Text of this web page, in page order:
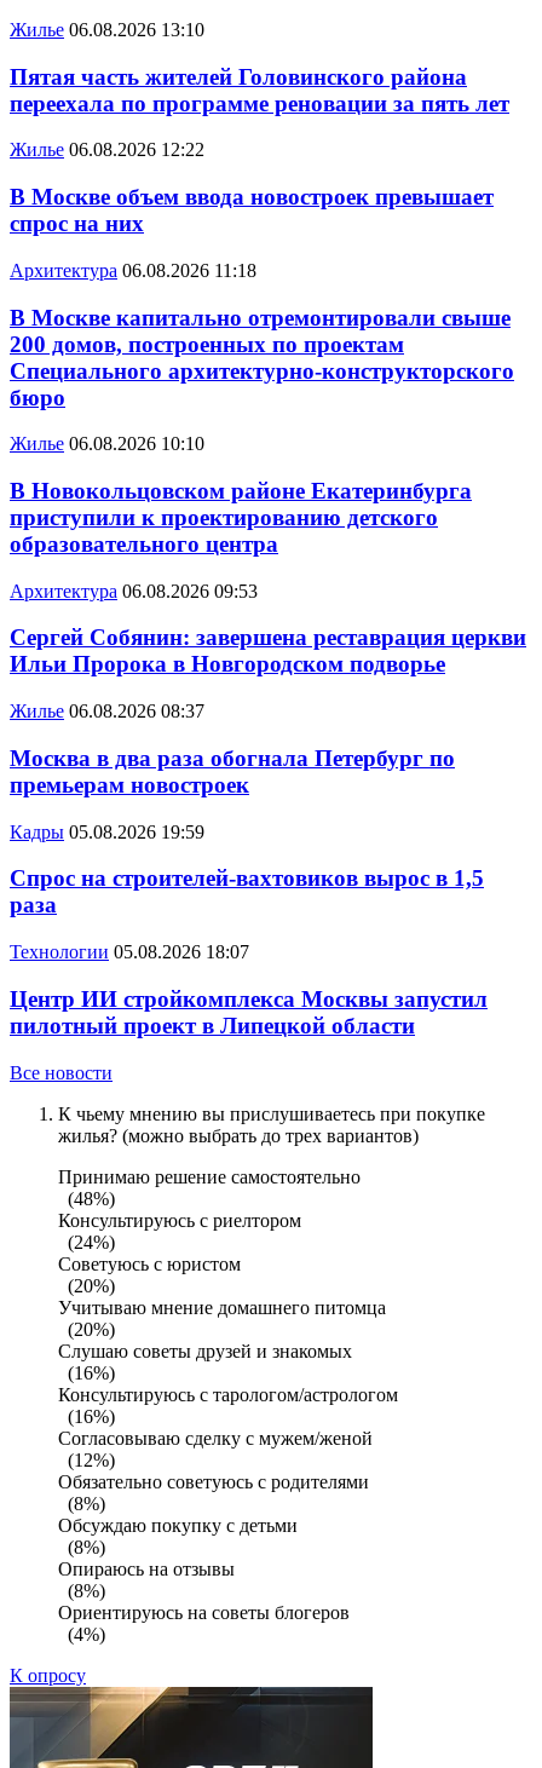
Жилье 06.08.2026 13:10
Пятая часть жителей Головинского района
переехала по программе реновации за пять лет
Жилье 06.08.2026 12:22
В Москве объем ввода новостроек превышает
спрос на них
Архитектура 06.08.2026 11:18
В Москве капитально отремонтировали свыше
200 домов, построенных по проектам
Специального архитектурно-конструкторского
бюро
Жилье 06.08.2026 10:10
В Новокольцовском районе Екатеринбурга
приступили к проектированию детского
образовательного центра
Архитектура 06.08.2026 09:53
Сергей Собянин: завершена реставрация церкви
Ильи Пророка в Новгородском подворье
Жилье 06.08.2026 08:37
Москва в два раза обогнала Петербург по
премьерам новостроек
Кадры 05.08.2026 19:59
Спрос на строителей-вахтовиков вырос в 1,5
раза
Технологии 05.08.2026 18:07
Центр ИИ стройкомплекса Москвы запустил
пилотный проект в Липецкой области
Все новости
К чьему мнению вы прислушиваетесь при покупке
жилья? (можно выбрать до трех вариантов)
Принимаю решение самостоятельно
(48%)
Консультируюсь с риелтором
(24%)
Советуюсь с юристом
(20%)
Учитываю мнение домашнего питомца
(20%)
Слушаю советы друзей и знакомых
(16%)
Консультируюсь с тарологом/астрологом
(16%)
Согласовываю сделку с мужем/женой
(12%)
Обязательно советуюсь с родителями
(8%)
Обсуждаю покупку с детьми
(8%)
Опираюсь на отзывы
(8%)
Ориентируюсь на советы блогеров
(4%)
К опросу